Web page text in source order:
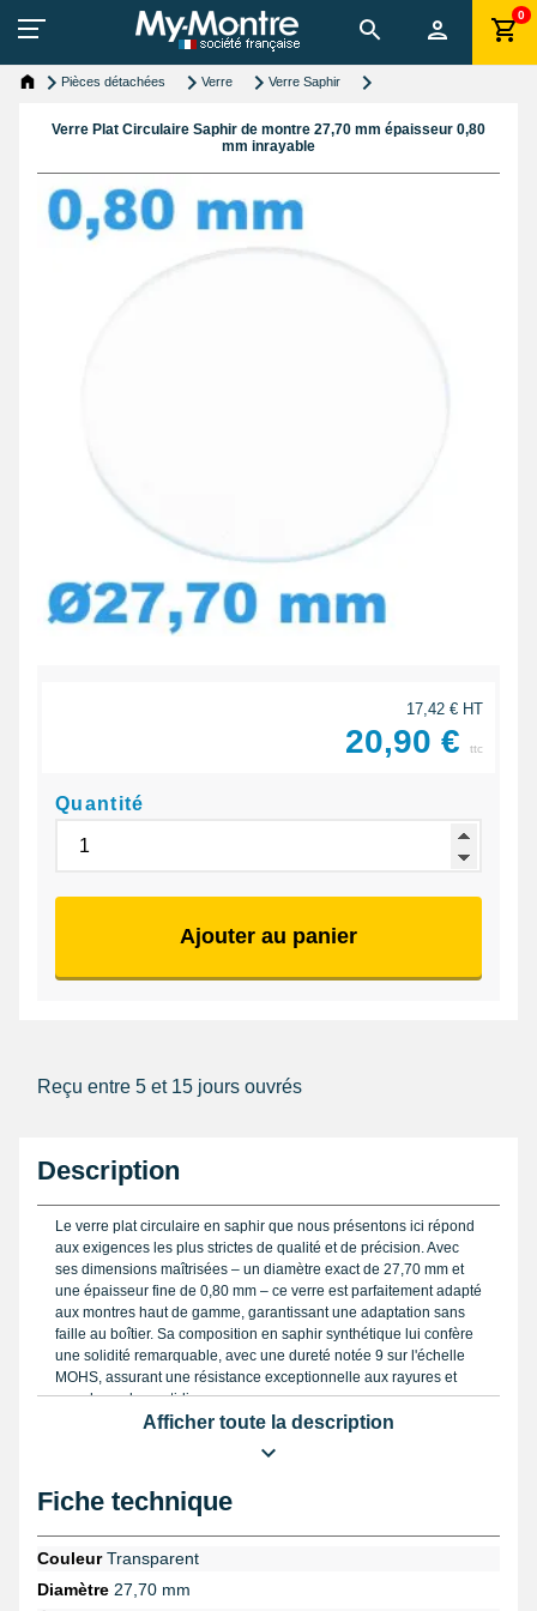
0
Pièces détachées Verre Verre Saphir
Verre Plat Circulaire Saphir de montre 27,70 mm épaisseur 0,80
mm inrayable
17,42 € HT
20,90 € ttc
Quantité
Ajouter au panier
Reçu entre 5 et 15 jours ouvrés
Description
Le verre plat circulaire en saphir que nous présentons ici répond
aux exigences les plus strictes de qualité et de précision. Avec
ses dimensions maîtrisées – un diamètre exact de 27,70 mm et
une épaisseur fine de 0,80 mm – ce verre est parfaitement adapté
aux montres haut de gamme, garantissant une adaptation sans
faille au boîtier. Sa composition en saphir synthétique lui confère
une solidité remarquable, avec une dureté notée 9 sur l'échelle
MOHS, assurant une résistance exceptionnelle aux rayures et
aux chocs du quotidien.
l'esthétique et la lisibilité du cadran, tout en offrant une
seulement à l'élégance du produit, mais facilite également
fiable : dans ce cas, le pied à coulisse digital est recommandé
pour garantir la conformité de la taille et éviter tout risque
Afficher toute la description
Fiche technique
CouleurTransparent
Diamètre 27,70 mm